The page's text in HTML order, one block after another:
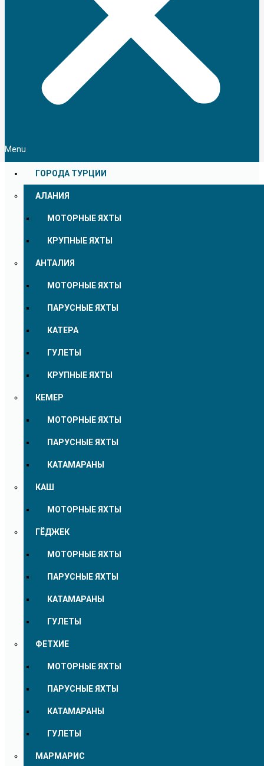
Menu
ГОРОДА ТУРЦИИ
АЛАНИЯ
МОТОРНЫЕ ЯХТЫ
КРУПНЫЕ ЯХТЫ
АНТАЛИЯ
МОТОРНЫЕ ЯХТЫ
ПАРУСНЫЕ ЯХТЫ
КАТЕРА
ГУЛЕТЫ
КРУПНЫЕ ЯХТЫ
КЕМЕР
МОТОРНЫЕ ЯХТЫ
ПАРУСНЫЕ ЯХТЫ
КАТАМАРАНЫ
КАШ
МОТОРНЫЕ ЯХТЫ
ГЁДЖЕК
МОТОРНЫЕ ЯХТЫ
ПАРУСНЫЕ ЯХТЫ
КАТАМАРАНЫ
ГУЛЕТЫ
ФЕТХИЕ
МОТОРНЫЕ ЯХТЫ
ПАРУСНЫЕ ЯХТЫ
КАТАМАРАНЫ
ГУЛЕТЫ
МАРМАРИС